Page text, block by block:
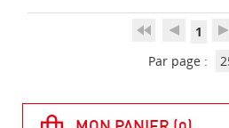
1
Par page :